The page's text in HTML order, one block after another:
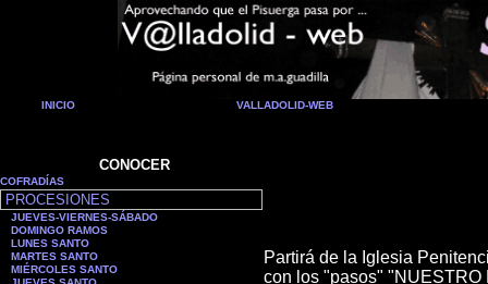
INICIO VALLADOLID-WEB
CONOCER
COFRADÍAS
PROCESIONES
JUEVES-VIERNES-SÁBADO
DOMINGO RAMOS
LUNES SANTO
MARTES SANTO
MIÉRCOLES SANTO
Partirá de la Iglesia
con los "pasos"